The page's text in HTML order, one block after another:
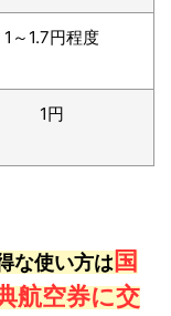
1～1.7円程度
1円
な使い方は国
航空券に交